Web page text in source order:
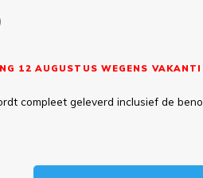
12 AUGUSTUS WEGENS
compleet geleverd inclusief de